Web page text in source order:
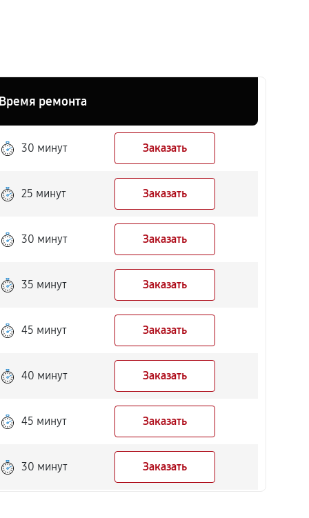
Время ремонта
30 минут Заказать
25 минут Заказать
30 минут Заказать
35 минут Заказать
45 минут Заказать
40 минут Заказать
45 минут Заказать
30 минут Заказать